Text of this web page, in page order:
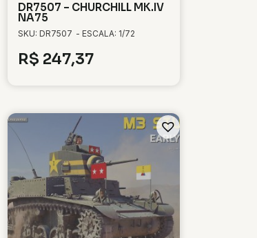
DR7507 – CHURCHILL MK.IV
NA75
SKU: DR7507 - ESCALA: 1/72
R$ 247,37